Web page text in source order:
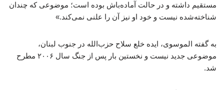
مستقیم داشته و در حالت آماده‌باش بوده است؛ موضوعی که چندان
شناخته‌شده نیست و خود او نیز آن را علنی نمی‌کند.»
به گفته الموسوی، ایده خلع سلاح حزب‌الله در جنوب لبنان،
موضوعی جدید نیست و نخستین بار پس از جنگ سال ۲۰۰۶ مطرح
شد.